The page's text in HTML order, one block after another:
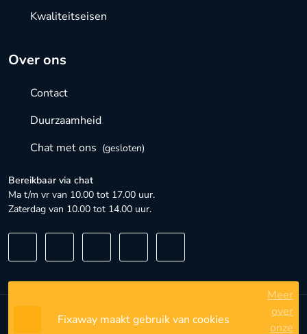
Over ons
Contact
Duurzaamheid
Chat met ons (gesloten)
Bereikbaar via chat
Ma t/m vr van 10.00 tot 17.00 uur.
Zaterdag van 10.00 tot 14.00 uur.
Kwaliteitseisen
Algemene voorwaarden
Fixaway maakt gebruik van cookies
Meer
over
onze